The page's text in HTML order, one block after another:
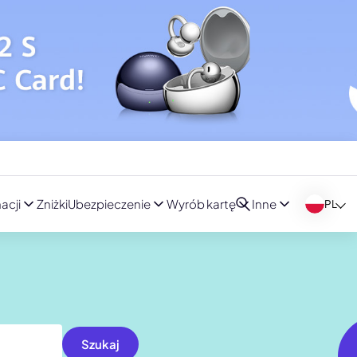
ZniżkiUbezpieczenie Wyrób kartę Inne PL
Szukaj